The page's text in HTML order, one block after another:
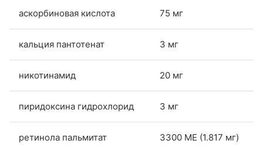
аскорбиновая кислота 75 мг
кальция пантотенат 3 мг
никотинамид 20 мг
пиридоксина гидрохлорид 3 мг
ретинола пальмитат 3300 МЕ (1.817 мг)